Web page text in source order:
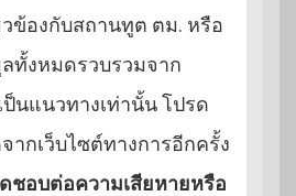
วข้องกับสถานทูต ตม. หรือ
ทั้งหมดรวบรวมจาก
นแนวทางเท่านั้น โปรด
กเว็บไซต์ทางการอีกครั้ง
ชอบต่อความเสียหายหรือ